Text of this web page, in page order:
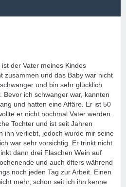
der Vater meines Kindes
zusammen und das Baby war nicht
und bin sehr glücklich
Bevor ich schwanger war, kannten
und hatten eine Affäre. Er ist 50
er nicht nochmal Vater werden.
Tochter und ist seit Jahren
ihn verliebt, jedoch wurde mir seine
war sehr vorsichtig. Er trinkt nicht
dann drei Flaschen Wein auf
und auch öfters während
noch jeden Tag zur Arbeit. Einen
mehr, schon seit ich ihn kenne